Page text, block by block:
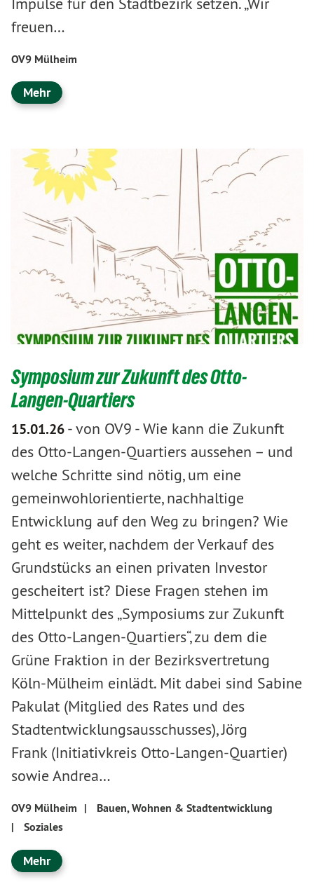
freuen…
OV9 Mülheim
Mehr
Symposium zur Zukunft des Otto-
Langen-Quartiers
15.01.26-von OV9 -Wie kann die Zukunft
des Otto-Langen-Quartiers aussehen – und
welche Schritte sind nötig, um eine
gemeinwohlorientierte, nachhaltige
Entwicklung auf den Weg zu bringen? Wie
geht es weiter, nachdem der Verkauf des
Grundstücks an einen privaten Investor
gescheitert ist? Diese Fragen stehen im
Mittelpunkt des „Symposiums zur Zukunft
des Otto-Langen-Quartiers“, zu dem die
Grüne Fraktion in der Bezirksvertretung
Köln-Mülheim einlädt. Mit dabei sind Sabine
Pakulat (Mitglied des Rates und des
Stadtentwicklungsausschusses), Jörg
Frank (Initiativkreis Otto-Langen-Quartier)
sowie Andrea…
OV9 Mülheim |
Bauen, Wohnen & Stadtentwicklung
|
Soziales
Mehr